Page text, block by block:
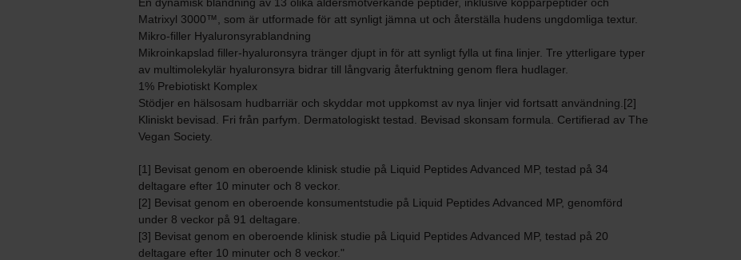
Matrixyl 3000™, som är utformade för att synligt jämna ut och återställa hudens ungdomliga textur.
Mikro-filler Hyaluronsyrablandning
Mikroinkapslad filler-hyaluronsyra tränger djupt in för att synligt fylla ut fina linjer. Tre ytterligare typer
av multimolekylär hyaluronsyra bidrar till långvarig återfuktning genom flera hudlager.
1% Prebiotiskt Komplex
Stödjer en hälsosam hudbarriär och skyddar mot uppkomst av nya linjer vid fortsatt användning.[2]
Kliniskt bevisad. Fri från parfym. Dermatologiskt testad. Bevisad skonsam formula. Certifierad av The
Vegan Society.
[1] Bevisat genom en oberoende klinisk studie på Liquid Peptides Advanced MP, testad på 34
deltagare efter 10 minuter och 8 veckor.
[2] Bevisat genom en oberoende konsumentstudie på Liquid Peptides Advanced MP, genomförd
under 8 veckor på 91 deltagare.
[3] Bevisat genom en oberoende klinisk studie på Liquid Peptides Advanced MP, testad på 20
deltagare efter 10 minuter och 8 veckor."